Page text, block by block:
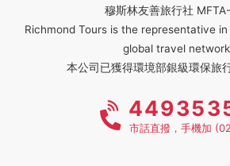
穆斯林友善旅行社
Richmond Tours is the representative
global travel
本公司已獲得環境部銀級環保旅
市話直撥，手機加